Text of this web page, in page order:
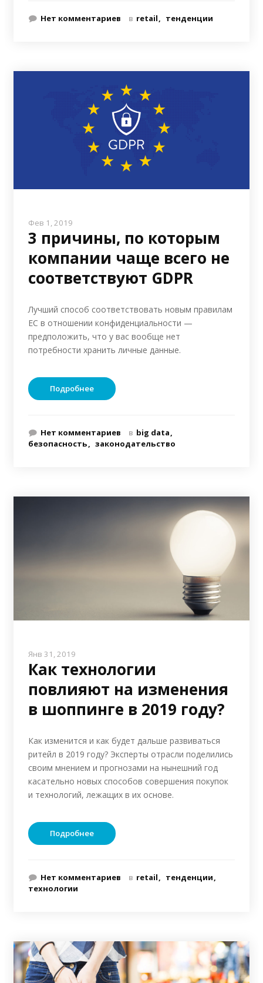
Нет комментариев в retail тенденции
Фев 1, 2019
3 причины, по которым
компании чаще всего не
соответствуют GDPR
Лучший способ соответствовать новым правилам
ЕС в отношении конфиденциальности —
предположить, что у вас вообще нет
потребности хранить личные данные.
Подробнее
Нет комментариев в big data
безопасность
законодательство
Янв 31, 2019
Как технологии
повлияют на изменения
в шоппинге в 2019 году?
Как изменится и как будет дальше развиваться
ритейл в 2019 году? Эксперты отрасли поделились
своим мнением и прогнозами на нынешний год
касательно новых способов совершения покупок
и технологий, лежащих в их основе.
Подробнее
Нет комментариев в retail
тенденции
технологии